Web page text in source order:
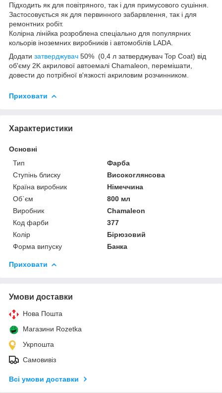
Підходить як для повітряного, так і для примусового сушіння.
Застосовується як для первинного забарвлення, так і для
ремонтних робіт.
Колірна лінійка розроблена спеціально для популярних
кольорів іноземних виробників і автомобілів LADA.
Додати затверджувач 50% (0,4 л затверджувач Top Coat) від
об'єму 2K акрилової автоемалі Chamaleon, перемішати,
довести до потрібної в'язкості акриловим розчинником.
Приховати
Характеристики
Основні
Тип
Фарба
Ступінь блиску
Високоглянсова
Країна виробник
Німеччина
Об`єм
800 мл
Виробник
Chamaleon
Код фарби
377
Колір
Бірюзовий
Форма випуску
Банка
Приховати
Умови доставки
Нова Пошта
Магазини Rozetka
Укрпошта
Самовивіз
Всі умови доставки